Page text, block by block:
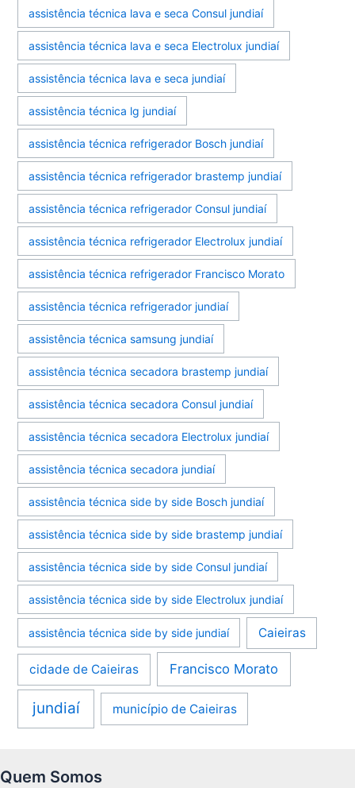
assistência técnica lava e seca Consul jundiaí
assistência técnica lava e seca Electrolux jundiaí
assistência técnica lava e seca jundiaí
assistência técnica lg jundiaí
assistência técnica refrigerador Bosch jundiaí
assistência técnica refrigerador brastemp jundiaí
assistência técnica refrigerador Consul jundiaí
assistência técnica refrigerador Electrolux jundiaí
assistência técnica refrigerador Francisco Morato
assistência técnica refrigerador jundiaí
assistência técnica samsung jundiaí
assistência técnica secadora brastemp jundiaí
assistência técnica secadora Consul jundiaí
assistência técnica secadora Electrolux jundiaí
assistência técnica secadora jundiaí
assistência técnica side by side Bosch jundiaí
assistência técnica side by side brastemp jundiaí
assistência técnica side by side Consul jundiaí
assistência técnica side by side Electrolux jundiaí
assistência técnica side by side jundiaí Caieiras
cidade de Caieiras Francisco Morato
jundiaí município de Caieiras
Quem Somos